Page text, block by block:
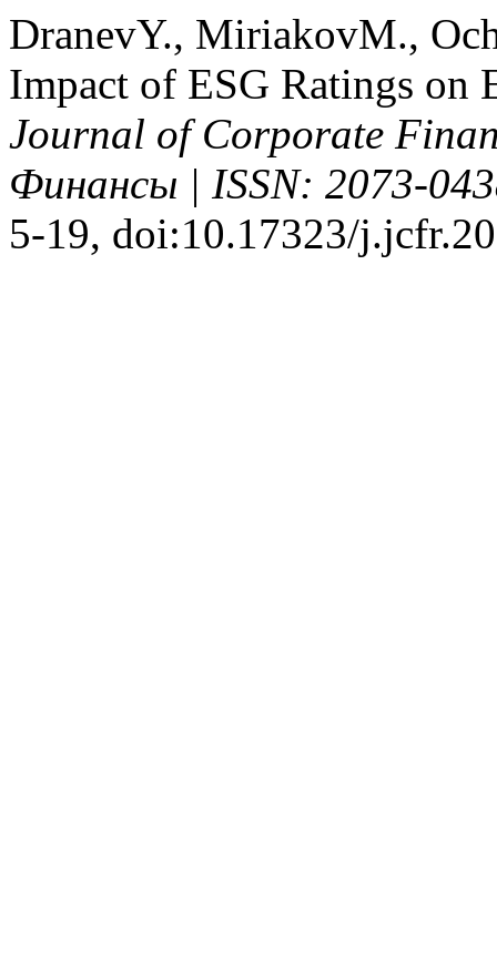
DranevY., MiriakovM.,
Impact of ESG Ratings on
Journal of Corporate
Финансы | ISSN: 2073-
5-19, doi:10.17323/